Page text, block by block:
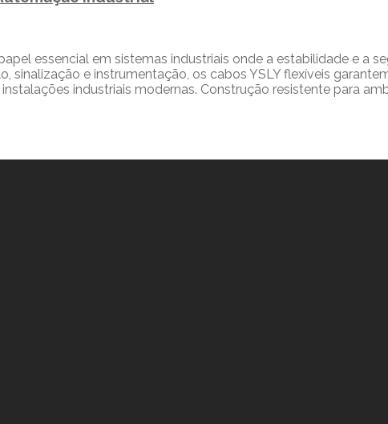
essencial em sistemas industriais onde a estabilidade e a
sinalização e instrumentação, os cabos YSLY flexíveis
industriais modernas. Construção resistente para